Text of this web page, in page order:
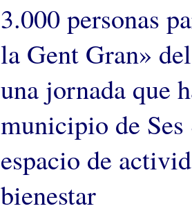
3.000 personas
la Gent Gran»
una jornada que
municipio de
espacio de
bienestar